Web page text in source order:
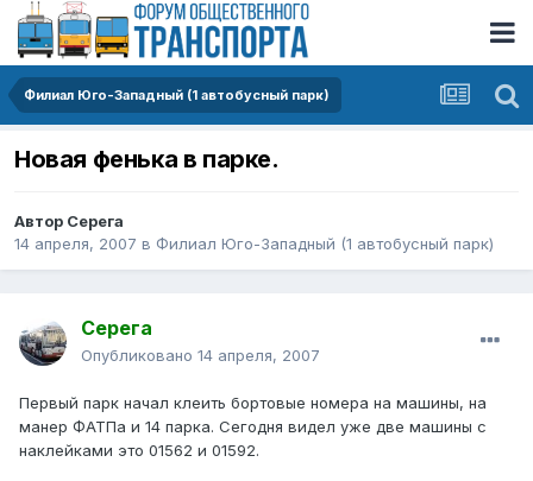
Филиал Юго-Западный (1 автобусный парк)
Новая фенька в парке.
Автор Серега
14 апреля, 2007 в Филиал Юго-Западный (1 автобусный парк)
Серега
Опубликовано 14 апреля, 2007
Первый парк начал клеить бортовые номера на машины, на
манер ФАТПа и 14 парка. Сегодня видел уже две машины с
наклейками это 01562 и 01592.